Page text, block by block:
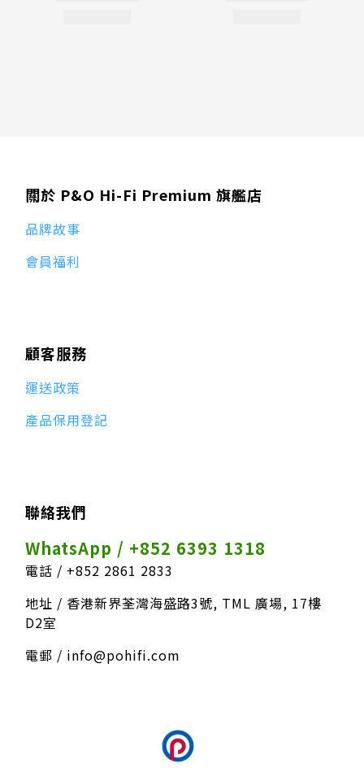
關於 P&O Hi-Fi Premium 旗艦店
品牌故事
會員福利
顧客服務
運送政策
產品保用登記
聯絡我們
WhatsApp / +852 6393 1318
電話 / +852 2861 2833
地址 / 香港新界荃灣海盛路3號, TML 廣場, 17樓
D2室
電郵 / info@pohifi.com